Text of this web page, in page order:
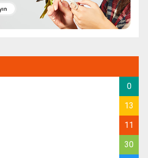
0
13
11
30